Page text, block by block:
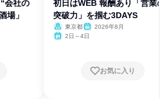
会社の
場」
初日はWEB 報酬あり「営業
突破力」を掴む3DAYS
東京都
2026年8月
2日～4日
お気に入り